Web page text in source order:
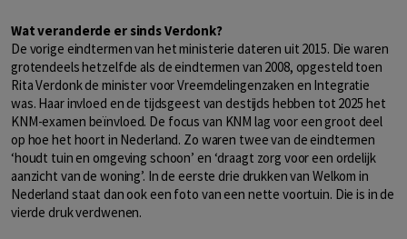
Wat veranderde er sinds Verdonk?
De vorige eindtermen van het ministerie dateren uit 2015. Die waren
grotendeels hetzelfde als de eindtermen van 2008, opgesteld toen
Rita Verdonk de minister voor Vreemdelingenzaken en Integratie
was. Haar invloed en de tijdsgeest van destijds hebben tot 2025 het
KNM-examen beïnvloed. De focus van KNM lag voor een groot deel
op hoe het hoort in Nederland. Zo waren twee van de eindtermen
‘houdt tuin en omgeving schoon’ en ‘draagt zorg voor een ordelijk
aanzicht van de woning’. In de eerste drie drukken van Welkom in
Nederland staat dan ook een foto van een nette voortuin. Die is in de
vierde druk verdwenen.